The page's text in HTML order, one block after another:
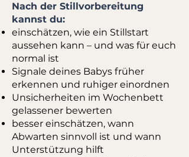
Nach der Stillvorbereitung
kannst du:
einschätzen, wie ein Stillstart
aussehen kann – und was für euch
normal ist
Signale deines Babys früher
erkennen und ruhiger einordnen
Unsicherheiten im Wochenbett
gelassener bewerten
besser einschätzen, wann
Abwarten sinnvoll ist und wann
Unterstützung hilft